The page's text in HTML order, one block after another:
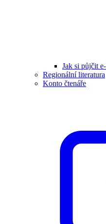
Jak si půjčit
Regionální literatura
Konto čtenáře